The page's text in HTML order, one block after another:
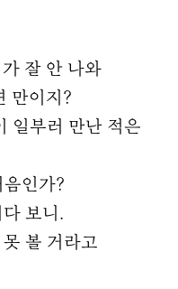
잘 안 나와
만이지?
일부러 만난 적은
인가?
보니.
볼 거라고